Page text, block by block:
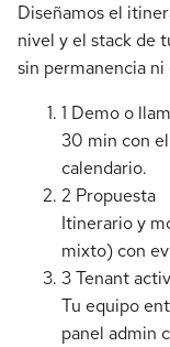
Diseñamos el
nivel y el stack de
sin permanencia
1 Demo o
30 min con
calendario.
2 Propuesta
Itinerario y
mixto) con
3Tenant
Tu equipo
panel admin